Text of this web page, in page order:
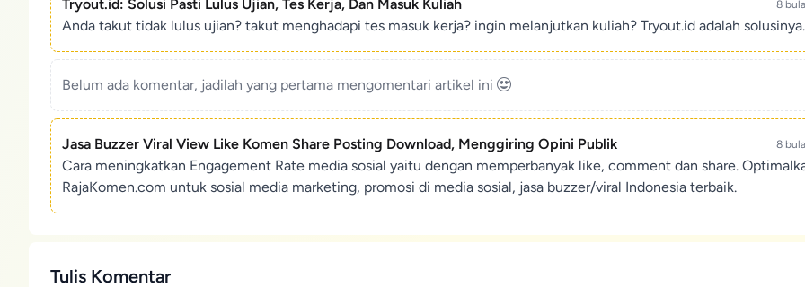
Tryout.id: Solusi Pasti Lulus Ujian, Tes Kerja, Dan Masuk Kuliah 8
Anda takut tidak lulus ujian? takut menghadapi tes masuk kerja? ingin melanjutkan kuliah? Tryout.id adalah solusinya.
Belum ada komentar, jadilah yang pertama mengomentari artikel ini
Jasa Buzzer Viral View Like Komen Share Posting Download, Menggiring Opini Publik 8
Cara meningkatkan Engagement Rate media sosial yaitu dengan memperbanyak like, comment dan share.
RajaKomen.com untuk sosial media marketing, promosi di media sosial, jasa buzzer/viral Indonesia terbaik.
Tulis Komentar